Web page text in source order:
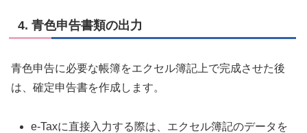
4. 青色申告書類の出力
青色申告に必要な帳簿をエクセル簿記上で完成させた後
は、確定申告書を作成します。
e-Taxに直接入力する際は、エクセル簿記のデータを